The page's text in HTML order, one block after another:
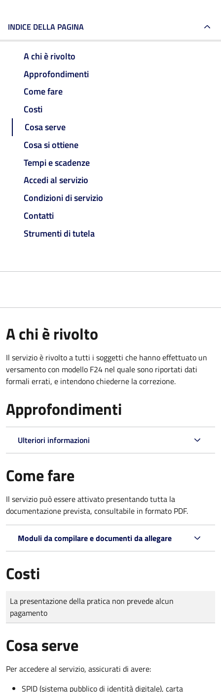
INDICE DELLA PAGINA
A chi è rivolto
Approfondimenti
Come fare
Costi
Cosa serve
Cosa si ottiene
Tempi e scadenze
Accedi al servizio
Condizioni di servizio
Contatti
Strumenti di tutela
A chi è rivolto
Il servizio è rivolto a tutti i soggetti che hanno effettuato un
versamento con modello F24 nel quale sono riportati dati
formali errati, e intendono chiederne la correzione.
Approfondimenti
Ulteriori informazioni
Come fare
Il servizio può essere attivato presentando tutta la
documentazione prevista, consultabile in formato PDF.
Moduli da compilare e documenti da allegare
Costi
Tipo di pagamento
Importo
La presentazione della pratica non prevede alcun
pagamento
Cosa serve
Per accedere al servizio, assicurati di avere:
SPID (sistema pubblico di identità digitale), carta